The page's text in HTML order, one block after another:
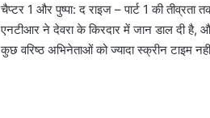
चैप्टर 1 और पुष्पा: द राइज – पार्ट 1 की
एनटीआर ने देवरा के किरदार में जान डाल दी है,
कुछ वरिष्ठ अभिनेताओं को ज्यादा स्क्रीन टाइम